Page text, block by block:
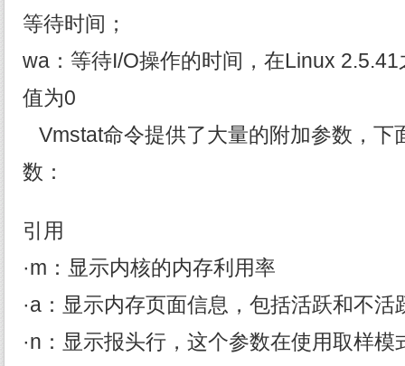
等待时间；
wa：等待I/O操作的时间，在Linux
值为0
Vmstat命令提供了大量的附加参数，下
数：
引用
·m：显示内核的内存利用率
·a：显示内存页面信息，包括活跃和不活
·n：显示报头行，这个参数在使用取样